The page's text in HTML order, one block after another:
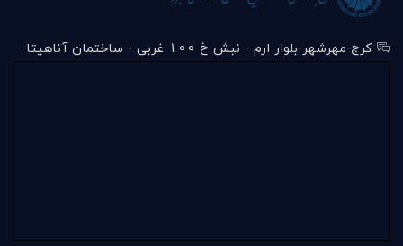
کرج-مهرشهر-بلوار ارم - نبش خ 100 غربی - ساختمان آناهیتا